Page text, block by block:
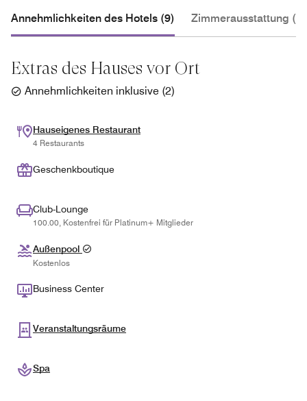
Annehmlichkeiten des Hotels (9) Zimmerausstattung (3)
Extras des Hauses vor Ort
Annehmlichkeiten inklusive (2)
Hauseigenes Restaurant
4 Restaurants
Geschenkboutique
Club-Lounge
100.00, Kostenfrei für Platinum+ Mitglieder
Außenpool
Kostenlos
Business Center
Veranstaltungsräume
Spa